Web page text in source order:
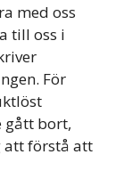
med oss
till oss i
För
gått bort,
att förstå att